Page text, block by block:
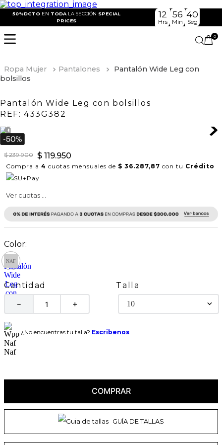
50%DCTO EN TODA LA SECCIÓN SPECIAL
PRICES
12
Hrs
56
Min
40
Seg
0
Ropa Mujer Pantalones
Pantalón Wide Leg con
bolsillos
Pantalón Wide Leg con bolsillos
REF: 433G382
$ 239.900 $ 119.950
Compra a 4 cuotas mensuales de $ 36.287,87 con tu Crédito
Ver cuotas ...
Cantidad
＋
－
Talla
10
¿No encuentras tu talla? Escribenos
COMPRAR
GUÍA DE TALLAS